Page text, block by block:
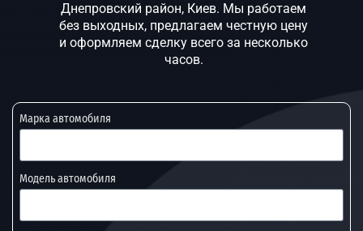
Днепровский район, Киев. Мы работаем
без выходных, предлагаем честную цену
и оформляем сделку всего за несколько
часов.
Марка автомобиля
Модель автомобиля